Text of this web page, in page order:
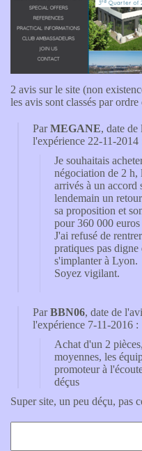
2 avis sur le site (non
les avis sont classés par
ParMEGANE, date
l'expérience 22-11-2014
Je souhaitais
négociation de 2 h,
arrivés à un
lendemain un
sa proposition et
pour 360 000
J'ai refusé de
pratiques pas
s'implanter à Lyon.
Soyez vigilant.
ParBBN06, date de
l'expérience 7-11-2016 :
Achat d'un 2
moyennes, les
promoteur à
déçus
Super site, un peu déçu, pas